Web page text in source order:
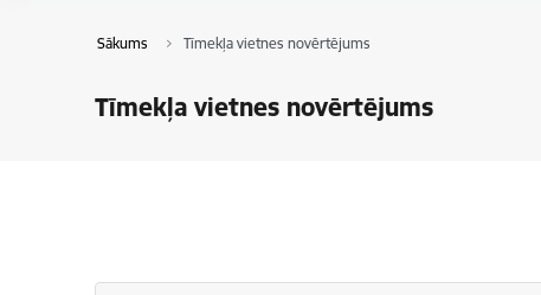
Sākums Tīmekļa vietnes novērtējums
Tīmekļa vietnes novērtējums